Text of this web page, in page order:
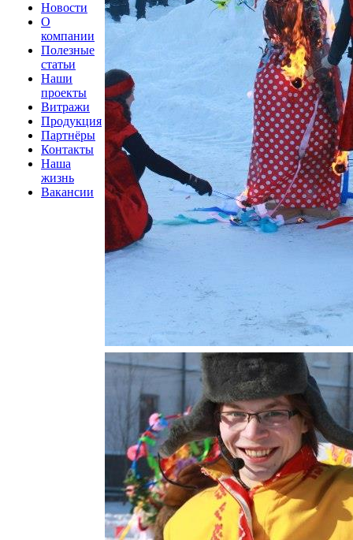
Новости
О
компании
Полезные
статьи
Наши
проекты
Витражи
Продукция
Партнёры
Контакты
Наша
жизнь
Вакансии